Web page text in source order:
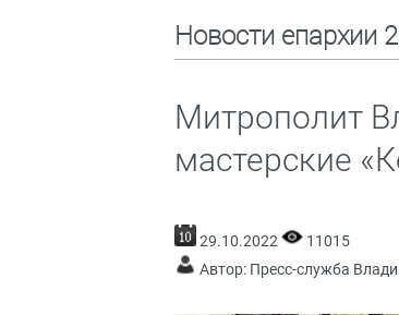
Новости епархии
Митрополит
мастерские
29.10.2022
11015
Автор: Пресс-служба